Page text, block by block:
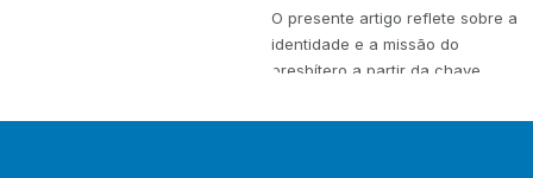
O presente artigo reflete sobre a
identidade e a missão do
presbítero a partir da chave